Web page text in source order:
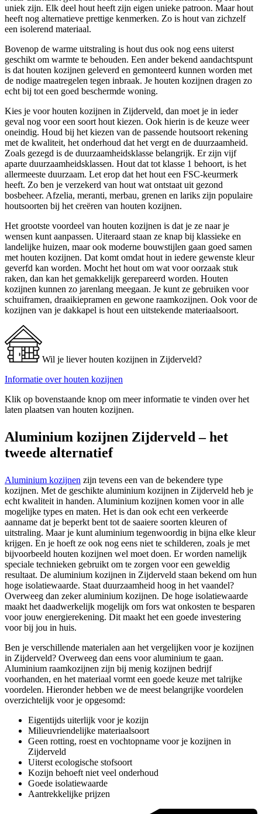
uniek zijn. Elk deel hout heeft zijn eigen unieke patroon. Maar hout
heeft nog alternatieve prettige kenmerken. Zo is hout van zichzelf
een isolerend materiaal.
Bovenop de warme uitstraling is hout dus ook nog eens uiterst
geschikt om warmte te behouden. Een ander bekend aandachtspunt
is dat houten kozijnen geleverd en gemonteerd kunnen worden met
de nodige maatregelen tegen inbraak. Je houten kozijnen dragen zo
echt bij tot een goed beschermde woning.
Kies je voor houten kozijnen in Zijderveld, dan moet je in ieder
geval nog voor een soort hout kiezen. Ook hierin is de keuze weer
oneindig. Houd bij het kiezen van de passende houtsoort rekening
met de kwaliteit, het onderhoud dat het vergt en de duurzaamheid.
Zoals gezegd is de duurzaamheidsklasse belangrijk. Er zijn vijf
aparte duurzaamheidsklassen. Hout dat tot klasse 1 behoort, is het
allermeeste duurzaam. Let erop dat het hout een FSC-keurmerk
heeft. Zo ben je verzekerd van hout wat ontstaat uit gezond
bosbeheer. Afzelia, meranti, merbau, grenen en lariks zijn populaire
houtsoorten bij het creëren van houten kozijnen.
Het grootste voordeel van houten kozijnen is dat je ze naar je
wensen kunt aanpassen. Uiteraard staan ze knap bij klassieke en
landelijke huizen, maar ook moderne bouwstijlen gaan goed samen
met houten kozijnen. Dat komt omdat hout in iedere gewenste kleur
geverfd kan worden. Mocht het hout om wat voor oorzaak stuk
raken, dan kan het gemakkelijk gerepareerd worden. Houten
kozijnen kunnen zo jarenlang meegaan. Je kunt ze gebruiken voor
schuiframen, draaikiepramen en gewone raamkozijnen. Ook voor de
kozijnen van je dakkapel is hout een uitstekende materiaalsoort.
Wil je liever houten kozijnen in Zijderveld?
Informatie over houten kozijnen
Klik op bovenstaande knop om meer informatie te vinden over het
laten plaatsen van houten kozijnen.
Aluminium kozijnen Zijderveld – het
tweede alternatief
Aluminium kozijnen zijn tevens een van de bekendere type
kozijnen. Met de geschikte aluminium kozijnen in Zijderveld heb je
echt kwaliteit in handen. Aluminium kozijnen komen voor in alle
mogelijke types en maten. Het is dan ook echt een verkeerde
aanname dat je beperkt bent tot de saaiere soorten kleuren of
uitstraling. Maar je kunt aluminium tegenwoordig in bijna elke kleur
krijgen. En je hoeft ze ook nog eens niet te schilderen, zoals je met
bijvoorbeeld houten kozijnen wel moet doen. Er worden namelijk
speciale technieken gebruikt om te zorgen voor een geweldig
resultaat. De aluminium kozijnen in Zijderveld staan bekend om hun
hoge isolatiewaarde. Staat duurzaamheid hoog in het vaandel?
Overweeg dan zeker aluminium kozijnen. De hoge isolatiewaarde
maakt het daadwerkelijk mogelijk om fors wat onkosten te besparen
voor jouw energierekening. Dit maakt het een goede investering
voor bij jou in huis.
Ben je verschillende materialen aan het vergelijken voor je kozijnen
in Zijderveld? Overweeg dan eens voor aluminium te gaan.
Aluminium raamkozijnen zijn bij menig kozijnen bedrijf
voorhanden, en het materiaal vormt een goede keuze met talrijke
voordelen. Hieronder hebben we de meest belangrijke voordelen
overzichtelijk voor je opgesomd:
Eigentijds uiterlijk voor je kozijn
Milieuvriendelijke materiaalsoort
Geen rotting, roest en vochtopname voor je kozijnen in
Zijderveld
Uiterst ecologische stofsoort
Kozijn behoeft niet veel onderhoud
Goede isolatiewaarde
Aantrekkelijke prijzen